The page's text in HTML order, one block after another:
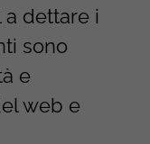
a dettare i
sono
e
web e